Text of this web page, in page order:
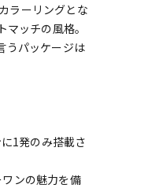
ラーリングとな
ッチの風格。
うパッケージは
1発のみ搭載さ
ンの魅力を備